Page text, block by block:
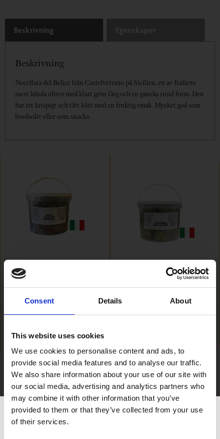
Consent Details About
This website uses cookies
We use cookies to personalise content and ads, to
provide social media features and to analyse our traffic.
We also share information about your use of our site with
our social media, advertising and analytics partners who
may combine it with other information that you’ve
provided to them or that they’ve collected from your use
of their services.
Beskrivning
Beskrivning
Nocellara del Belice från Castelvetrano på Sicilien, en av Italiens
mest kända oliver med klart grön färg och en ganska rund form. Den
har ett krispigt och tätt kött med en fruktig smak. Mycket god som
bordsoliv eller som snacks.
VISA
Oliv Grön Bella di
Cerignola 4,5Kg
00636
Är du över 20 år?